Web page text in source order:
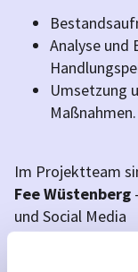
Analyse und
Umsetzung
Maßnahmen.
Im Projektteam
Fee Wüstenberg
und Social Media
Tobias